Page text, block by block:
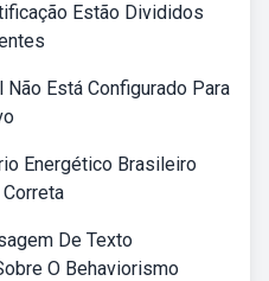
Estão Divididos
Está Configurado Para
Energético Brasileiro
De Texto
O Behaviorismo